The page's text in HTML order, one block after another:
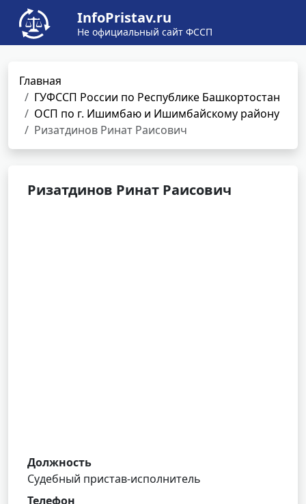
InfoPristav.ru
Не официальный сайт ФССП
Главная
ГУФССП России по Республике Башкортостан
ОСП по г. Ишимбаю и Ишимбайскому району
Ризатдинов Ринат Раисович
Ризатдинов Ринат Раисович
Должность
Судебный пристав-исполнитель
Телефон